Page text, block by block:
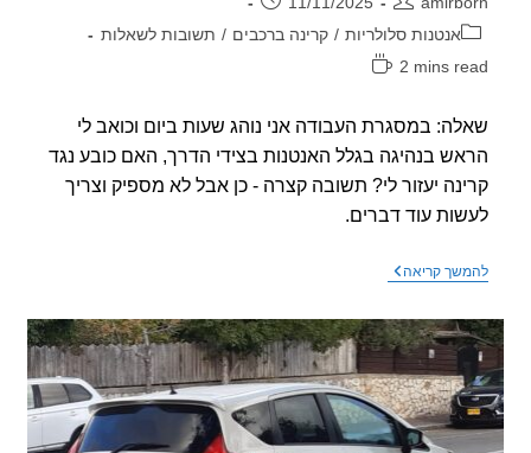
אנטנות סלולריות / קרינה ברכבים / תשובות לשאלות
2 mins
במסגרת העבודה אני נוהג שעות ביום וכואב לי
בנהיגה בגלל האנטנות בצידי הדרך, האם כובע נגד
יעזור לי? תשובה קצרה - כן אבל לא מספיק וצריך
עוד דברים.
קריאהשאלה
לי
הראש
באוטו,
כובע
חוסם
קרינה
יעזור?